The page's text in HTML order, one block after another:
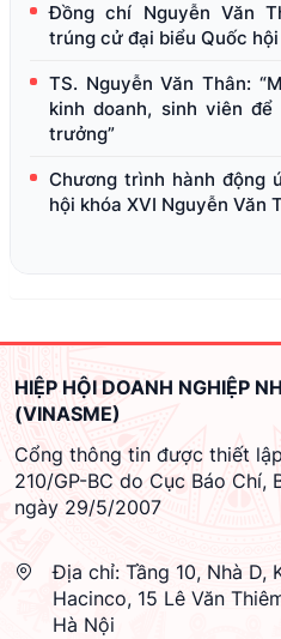
Đồng chí Nguyễn Văn
trúng cử đại biểu Quốc hội
TS. Nguyễn Văn Thân:
kinh doanh, sinh viên
trưởng”
Chương trình hành động
hội khóa XVI Nguyễn Văn
HIỆP HỘI DOANH NGHIỆP
(VINASME)
Cổng thông tin được thiết
210/GP-BC do Cục Báo Chí,
ngày 29/5/2007
Địa chỉ: Tầng 10, Nhà D,
Hacinco, 15 Lê Văn
Hà Nội